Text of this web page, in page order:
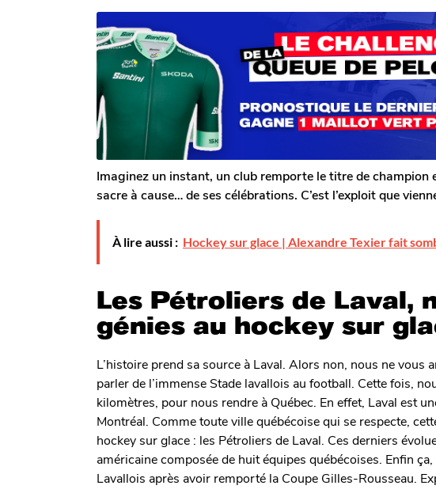
o
i
s
g
o
r
T
o
m
G
a
l
e
r
o
n
i
s
a
o
Imaginez un instant, un club remporte le titre de champion
sacre à cause… de ses célébrations. C’est l’exploit que
À lire aussi : Hockey sur glace | Alexandre Texier fait
Les Pétroliers de Laval,
génies au hockey sur
L’histoire prend sa source à Laval. Alors non, nous ne vous
parler de l’immense Stade lavallois au football. Cette fois,
kilomètres, pour nous rendre à Québec. En effet, Laval est
Montréal. Comme toute ville québécoise qui se respecte,
hockey sur glace : les Pétroliers de Laval. Ces derniers
américaine composée de huit équipes québécoises. Enfin
Lavallois après avoir remporté la Coupe Gilles-Rousseau.